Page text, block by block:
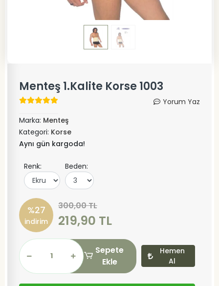
Menteş 1.Kalite Korse 1003
Yorum Yaz
Marka: Menteş
Kategori: Korse
Aynı gün kargoda!
Renk: Beden:
%27
indirim
300,00 TL
219,90 TL
Sepete
Ekle
Hemen
Al